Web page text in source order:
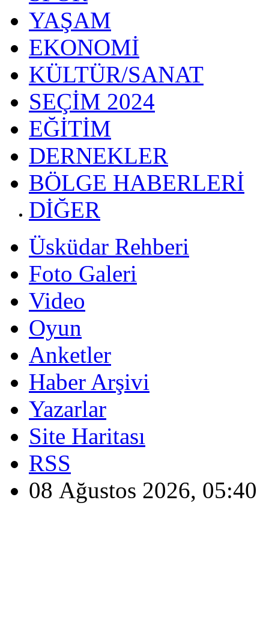
YAŞAM
EKONOMİ
KÜLTÜR/SANAT
SEÇİM 2024
EĞİTİM
DERNEKLER
BÖLGE HABERLERİ
DİĞER
Üsküdar Rehberi
Foto Galeri
Video
Oyun
Anketler
Haber Arşivi
Yazarlar
Site Haritası
RSS
08 Ağustos 2026, 05:40